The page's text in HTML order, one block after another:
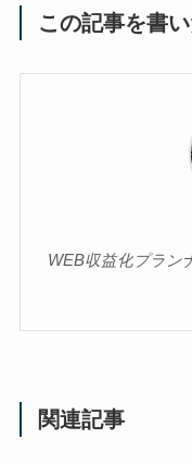
この記事を書
WEB収益化プラン
関連記事